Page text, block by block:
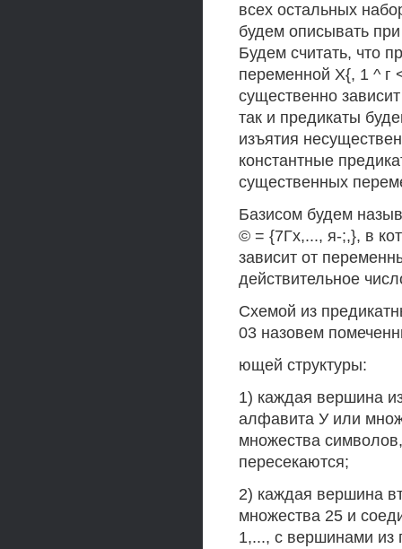
всех остальных
будем описывать
Будем считать, что
переменной Х{, 1 ^ г
существенно
так и предикаты
изъятия
константные
существенных
Базисом будем
© = {7Гх,..., я-;,}, в
зависит от
действительное
Схемой из
03 назовем
ющей структуры:
1) каждая вершина
алфавита У или
множества
пересекаются;
2) каждая вершина
множества 25 и
1,..., с вершинами из